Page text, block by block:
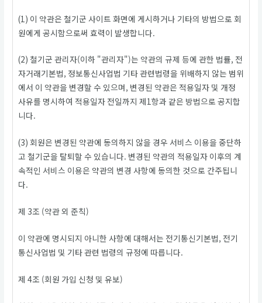
(1) 이 약관은 철기군 사이트 화면에 게시하거나 기타의 방법으로 회
원에게 공시함으로써 효력이 발생합니다.
(2) 철기군 관리자(이하 "관리자")는 약관의 규제 등에 관한 법률, 전
자거래기본법, 정보통신사업법 기타 관련법령을 위배하지 않는 범위
에서 이 약관을 변경할 수 있으며, 변경된 약관은 적용일자 및 개정
사유를 명시하여 적용일자 전일까지 제1항과 같은 방법으로 공지합
니다.
(3) 회원은 변경된 약관에 동의하지 않을 경우 서비스 이용을 중단하
고 철기군을 탈퇴할 수 있습니다. 변경된 약관의 적용일자 이후의 계
속적인 서비스 이용은 약관의 변경 사항에 동의한 것으로 간주됩니
다.
제 3조 (약관 외 준칙)
이 약관에 명시되지 아니한 사항에 대해서는 전기통신기본법, 전기
통신사업법 및 기타 관련 법령의 규정에 따릅니다.
제 4조 (회원 가입 신청 및 유보)